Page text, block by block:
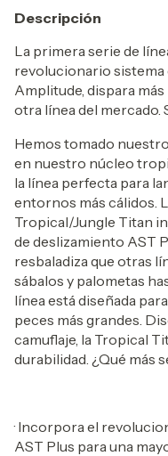
Descripción
La primera serie de
revolucionario sistema
Amplitude, dispara
otra línea del mercado.
Hemos tomado
en nuestro núcleo
la línea perfecta para
entornos más cálidos.
Tropical/Jungle Titan
de deslizamiento AST
resbaladiza que otras
sábalos y palometas
línea está diseñada
peces más grandes.
camuflaje, la Tropical
durabilidad. ¿Qué más
· Incorpora el
AST Plus para una